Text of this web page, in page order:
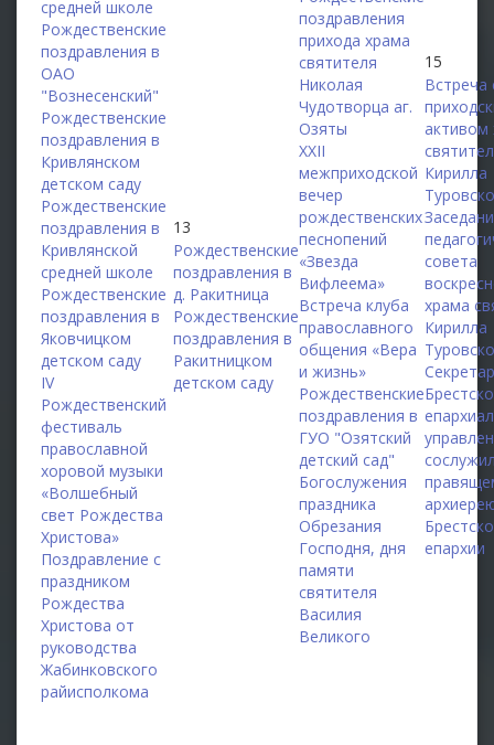
средней школе
Рождественские
поздравления в
ОАО
"Вознесенский"
Рождественские
поздравления в
Кривлянском
детском саду
Рождественские
поздравления в
Кривлянской
средней школе
Рождественские
поздравления в
Яковчицком
детском саду
IV
Рождественский
фестиваль
православной
хоровой музыки
«Волшебный
свет Рождества
Христова»
Поздравление с
праздником
Рождества
Христова от
руководства
Жабинковского
райисполкома
13
Рождественские
поздравления в
д. Ракитница
Рождественские
поздравления в
Ракитницком
детском саду
поздравления
прихода храма
святителя
Николая
Чудотворца аг.
Озяты
XXII
межприходской
вечер
рождественских
песнопений
«Звезда
Вифлеема»
Встреча клуба
православного
общения «Вера
и жизнь»
Рождественские
поздравления в
ГУО "Озятский
детский сад"
Богослужения
праздника
Обрезания
Господня, дня
памяти
святителя
Василия
Великого
15
Встреча
активом
Кирилла
совета
храма
Кирилла
епархии